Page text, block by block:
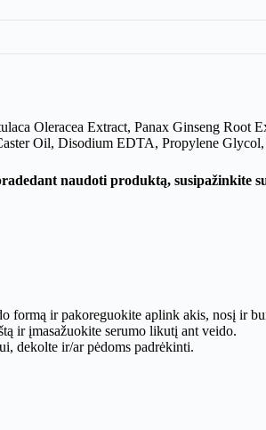
Oleracea Extract, Panax Ginseng
Oil, Disodium EDTA, Propylene
naudoti produktą, susipažinkite
formą ir pakoreguokite aplink akis, nosį ir
ir įmasažuokite serumo likutį ant veido.
dekolte ir/ar pėdoms padrėkinti.